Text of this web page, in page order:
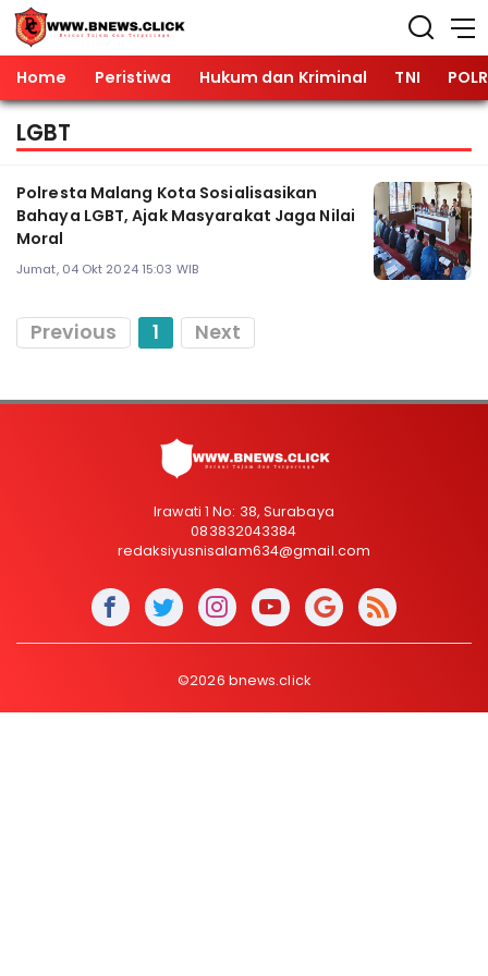
Home Peristiwa Hukum dan Kriminal TNI
LGBT
Polresta Malang Kota Sosialisasikan
Bahaya LGBT, Ajak Masyarakat Jaga Nilai
Moral
Jumat, 04 Okt 2024 15:03 WIB
Previous 1 Next
Irawati 1 No: 38, Surabaya
083832043384
redaksiyusnisalam634@gmail.com
©2026 bnews.click